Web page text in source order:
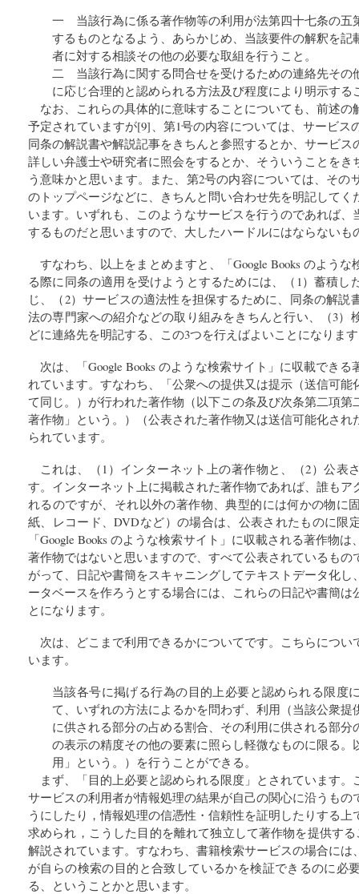
一 当該行為に係る著作物等の利用が法第四十七条の五
するものとなるよう、あらかじめ、当該要件の解釈を記
者に対する相談その他の必要な取組を行うこと。
二 当該行為に関する問合せを受けるための連絡先その
に応じ合理的と認められる方法及び程度により明示する
なお、これらの具体的に意味することについても、前述
予定されていますが[9]、第1号の内容については、サービス
同条の解説書や解説記事をきちんと参照するとか、サービ
詳しい弁護士や研究者に照会をするとか、そういうことをき
う意味かと思います。また、第2号の内容については、その
のトップページなどに、きちんと問い合わせ先を明記してく
います。いずれも、このようなサービスを行うのであれば
するものだと思いますので、大したハードルにはならないも
すなわち、以上をまとめますと、「Google Books のよう
る際に同条の適用を受けようとするためには、（1）蓄積し
じ、（2）サービスの適法性を担保するために、同条の解説
法の専門家への紹介などの取り組みをきちんと行い、（3）
どに連絡先を明記する、この3つを行えばよいことになりま
次は、「Google Books のような検索サイト」に収載でき
れています。すなわち、「公衆への提供又は提示（送信可
て同じ。）が行われた著作物（以下この条及び次条第二項第
著作物」という。）（公表された著作物又は送信可能化され
られています。
これは、（1）インターネット上の著作物と、（2）公表
す。インターネット上に掲載された著作物であれば、誰もア
れるのですが、それ以外の著作物、典型的には何かの物に
紙、レコード、DVDなど）の場合は、公表されたものに限
「Google Books のような検索サイト」に収載される著作物
著作物ではないと思いますので、すべて公表されているもの
がって、日記や書簡をスキャニングしてテキストデータ化
ータベースを作ろうとする場合には、これらの日記や書簡
とになります。
次は、どこまで利用できるかについてです。こちらにつ
います。
当該各号に掲げる行為の目的上必要と認められる限度
て、いずれの方法によるかを問わず、利用（当該公衆提
に供される部分の占める割合、その利用に供される部
の表示の精度その他の要素に照らし軽微なものに限る。
用」という。）を行うことができる。
まず、「目的上必要と認められる限度」とされています
サービスの利用者が情報処理の結果が自己の関心に沿うもの
うにしたり，情報処理の信憑性・信頼性を証明したりする
求められ，こうした目的を離れて独立して著作物を提供す
解説されています。すなわち、書籍検索サービスの場合には
が自らの検索の目的と合致しているかを検証できるのに必
る、ということかと思います。